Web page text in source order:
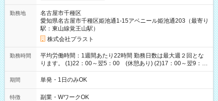
勤務地
名古屋市千種区
愛知県名古屋市千種区姫池通1-15アベニール姫池通203（最寄り
駅：東山線覚王山駅）
株式会社プラスト
勤務時間
平均労働時間：1週間あたり22時間 勤務日数は最大週２回とな
ります。 (1)22：00～翌5：00 (休憩あり) (2)17：00～翌9：
00 (休憩あり) ３６協定提出済 平均労働時間：1週間あたり22
時間 勤務日数は最大週２回となります。 (1)22：00～翌5：00
期間 単発・1日のみOK
特徴 副業・WワークOK